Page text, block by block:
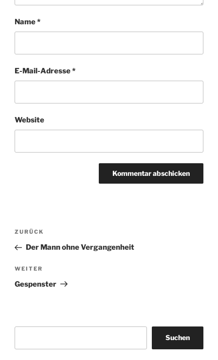
Name*
E-Mail-Adresse*
Website
Beitragsnavigation
Vorheriger
Beitrag
ZURÜCK
Der Mann ohne Vergangenheit
Nächster
Beitrag
WEITER
Gespenster
Suchen